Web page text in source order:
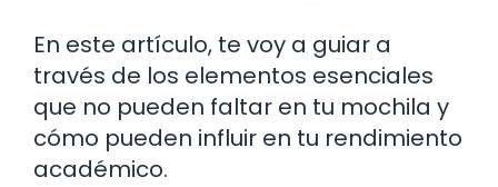
En este artículo, te voy a guiar a
través de los elementos esenciales
que no pueden faltar en tu mochila y
cómo pueden influir en tu rendimiento
académico.